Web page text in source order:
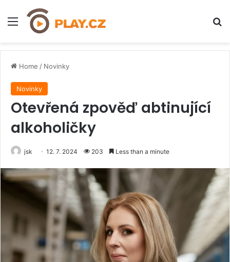
Menu
Home / Novinky
Novinky
Otevřená zpověď abtinující
alkoholičky
jsk 12. 7. 2024 203 Less than a minute